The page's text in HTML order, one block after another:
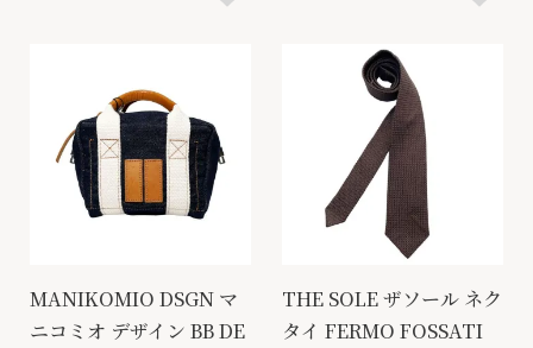
MANIKOMIO DSGN マ
ニコミオ デザイン BB DE
THE SOLE ザソール ネク
タイ FERMO FOSSATI